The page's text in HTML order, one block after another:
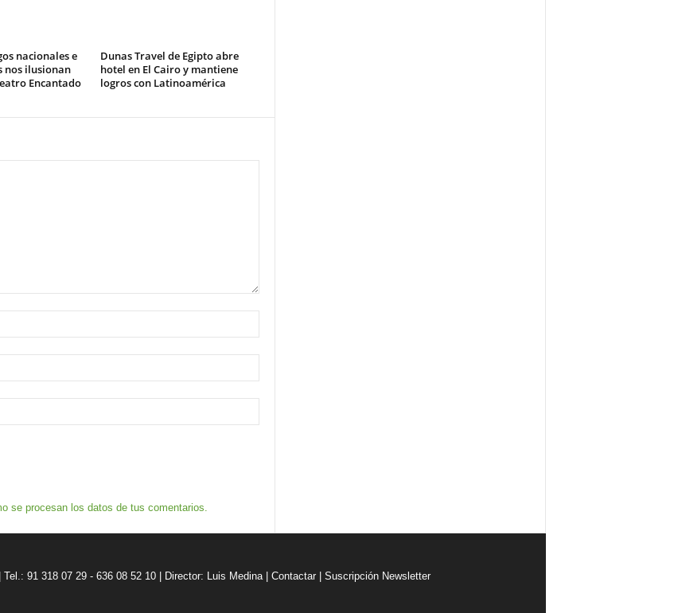
nacionales e
nos ilusionan
Encantado
Dunas Travel de Egipto abre
hotel en El Cairo y mantiene
logros con Latinoamérica
se procesan los datos de tus comentarios.
91 318 07 29 - 636 08 52 10 | Director: Luis Medina | Contactar | Suscripción Newsletter